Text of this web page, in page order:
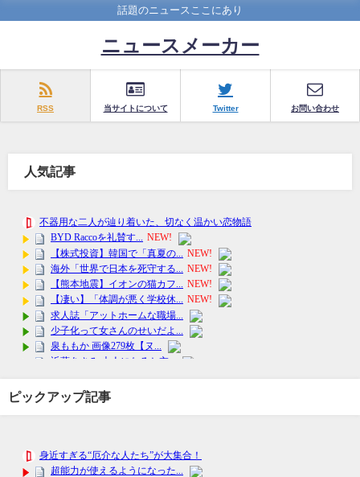
話題のニュースここにあり
ニュースメーカー
RSS 当サイトについて Twitter お問い合わせ
人気記事
ピックアップ記事